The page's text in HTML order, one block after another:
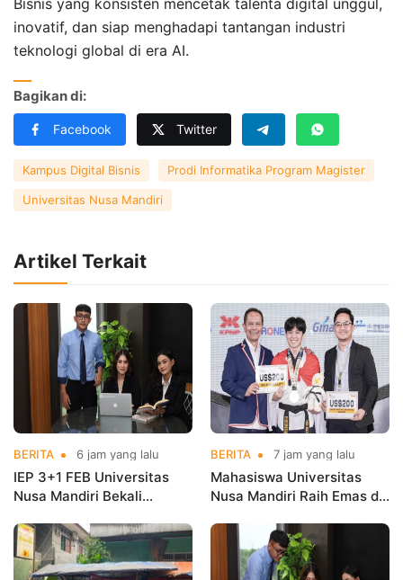
inovatif, dan siap menghadapi tantangan industri
teknologi global di era AI.
Bagikan di:
Facebook Twitter
Kampus Digital Bisnis Prodi Informatika Program Magister
Universitas Nusa Mandiri
Artikel Terkait
BERITA 6 jam yang lalu
IEP 3+1 FEB Universitas
Nusa Mandiri Bekali
Kerja Sebelum Lulus
BERITA 7 jam yang lalu
Mahasiswa Universitas
Nusa Mandiri Raih Emas di
Indonesia Open
Championships 2026